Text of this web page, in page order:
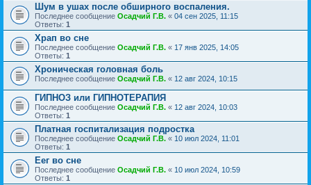
Шум в ушах после обширного воспаления.
Последнее сообщение Осадчий Г.В. « 04 сен 2025, 11:15
Ответы: 1
Храп во сне
Последнее сообщение Осадчий Г.В. « 17 янв 2025, 14:05
Ответы: 1
Хроническая головная боль
Последнее сообщение Осадчий Г.В. « 12 авг 2024, 10:15
ГИПНОЗ или ГИПНОТЕРАПИЯ
Последнее сообщение Осадчий Г.В. « 12 авг 2024, 10:03
Ответы: 1
Платная госпитализация подростка
Последнее сообщение Осадчий Г.В. « 10 июл 2024, 11:01
Ответы: 1
Еег во сне
Последнее сообщение Осадчий Г.В. « 10 июл 2024, 10:59
Ответы: 1